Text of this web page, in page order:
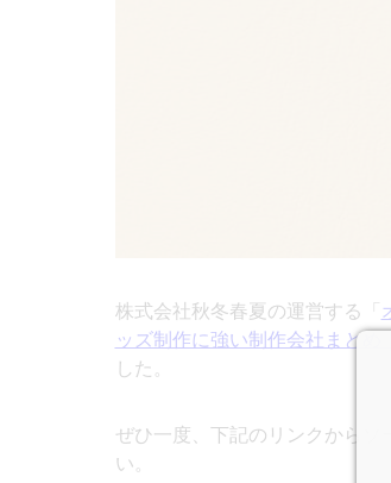
株式会社秋冬春夏の運営する「
ッズ制作に強い制作会社まとめ
した。
ぜひ一度、下記のリンクから
い。